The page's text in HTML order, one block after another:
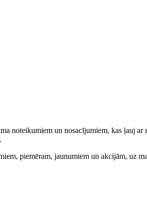
noteikumiem un nosacījumiem, kas ļauj ar
piemēram, jaunumiem un akcijām, uz